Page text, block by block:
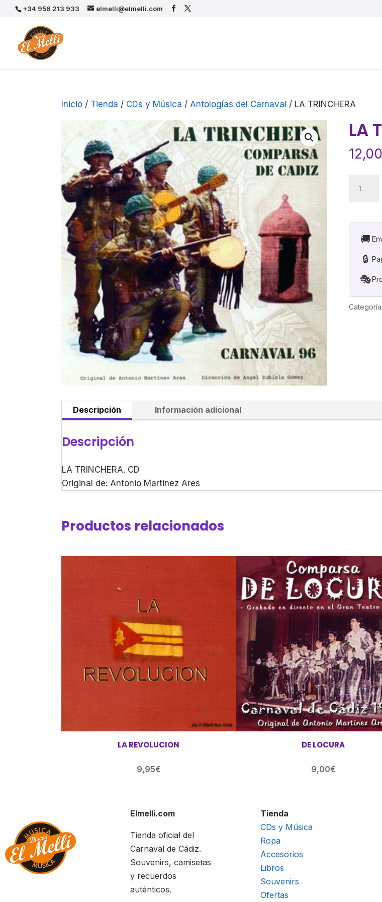
+34 956 213 933 elmelli@elmelli.com
Inicio / Tienda / CDs y Música / Antologías del Carnaval / LA TRINCHERA
LA
12,00
🚚
🔒
🎭
Categoría:
Descripción Información adicional
Descripción
LA TRINCHERA. CD
Original de: Antonio Martinez Ares
Productos relacionados
LA REVOLUCION
9,95€
DE LOCURA
9,00€
Elmelli.com
Tienda oficial del
Carnaval de Cádiz.
Souvenirs, camisetas
y recuerdos
auténticos.
Tienda
CDs y Música
Ropa
Accesorios
Libros
Souvenirs
Ofertas